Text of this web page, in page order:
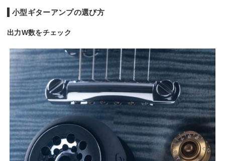
小型ギターアンプの選び方
出力W数をチェック